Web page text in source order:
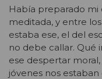
Había preparado mi
meditada, y entre
estaba ese, el del
no debe callar. Qué
ese despertar
jóvenes nos